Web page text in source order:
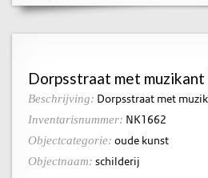
Dorpsstraat met
Beschrijving: Dorpsstraat met
Inventarisnummer: NK1662
Objectcategorie: oude kunst
Objectnaam: schilderij